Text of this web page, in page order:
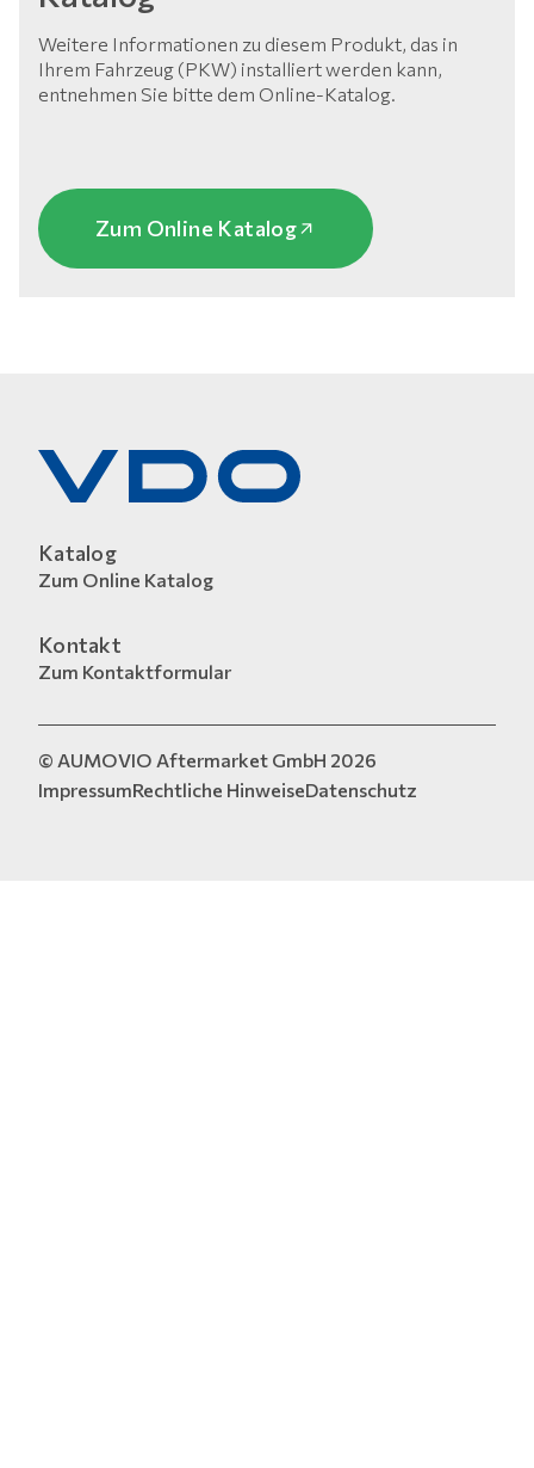
Weitere Informationen zu diesem Produkt, das in
Ihrem Fahrzeug (PKW) installiert werden kann,
entnehmen Sie bitte dem Online-Katalog.
Zum Online Katalog
Katalog
Zum Online Katalog
Kontakt
Zum Kontaktformular
© AUMOVIO Aftermarket GmbH 2026
ImpressumRechtliche HinweiseDatenschutz